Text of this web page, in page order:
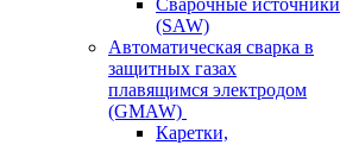
Сварочные источники
(SAW)
Автоматическая сварка в
защитных газах
плавящимся электродом
(GMAW)
Каретки,